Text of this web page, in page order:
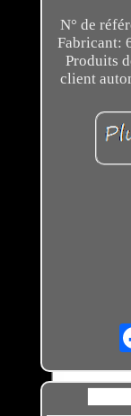
N° de
Fabricant:
Produits
client